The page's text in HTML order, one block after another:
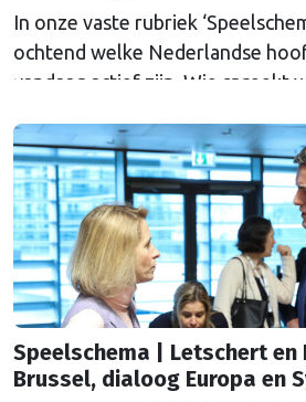
In onze vaste rubriek
ochtend welke Nederlandse
vandaag actief zijn. Wie spreekt
agenda?
Speelschema | Letschert en
Brussel, dialoog Europa en